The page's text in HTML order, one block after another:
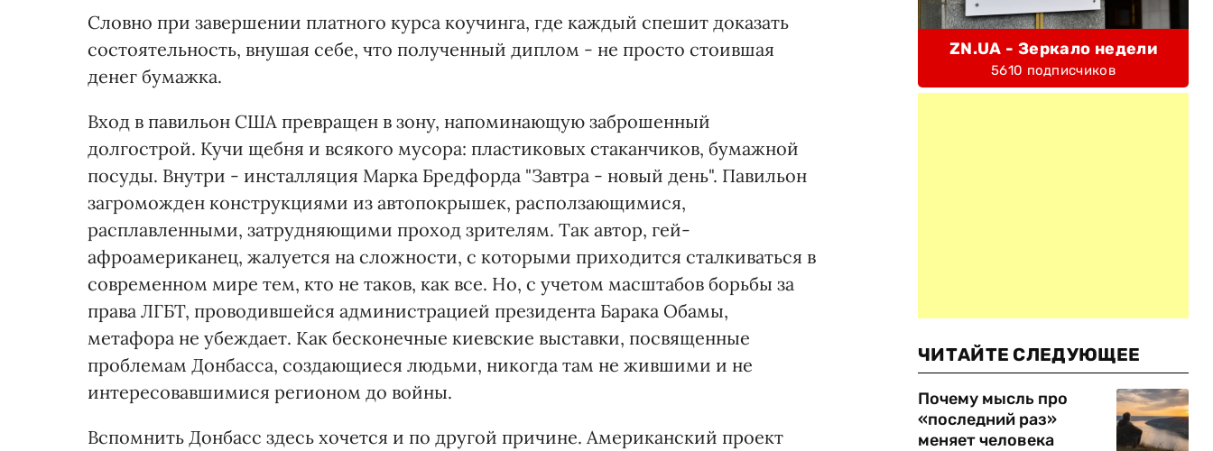
Словно при завершении платного курса коучинга, где каждый спешит доказать
состоятельность, внушая себе, что полученный диплом - не просто стоившая
денег бумажка.
Вход в павильон США превращен в зону, напоминающую заброшенный
долгострой. Кучи щебня и всякого мусора: пластиковых стаканчиков, бумажной
посуды. Внутри - инсталляция Марка Бредфорда "Завтра - новый день". Павильон
загроможден конструкциями из автопокрышек, расползающимися,
расплавленными, затрудняющими проход зрителям. Так автор, гей-
афроамериканец, жалуется на сложности, с которыми приходится сталкиваться в
современном мире тем, кто не таков, как все. Но, с учетом масштабов борьбы за
права ЛГБТ, проводившейся администрацией президента Барака Обамы,
метафора не убеждает. Как бесконечные киевские выставки, посвященные
проблемам Донбасса, создающиеся людьми, никогда там не жившими и не
интересовавшимися регионом до войны.
Вспомнить Донбасс здесь хочется и по другой причине. Американский проект
ZN.UA - Зеркало недели
5610 подписчиков
ЧИТАЙТЕ СЛЕДУЮЩЕЕ
Почему мысль про
«последний раз»
меняет человека